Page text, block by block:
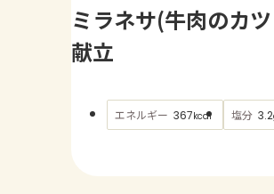
ミラネサ(牛肉のカ
献立
エネルギー 367kcal 塩分 3.2